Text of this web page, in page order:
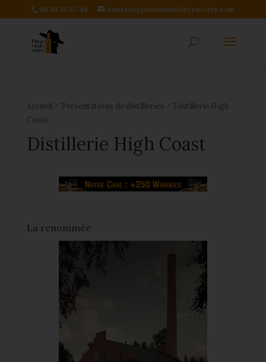
06 83 25 57 46 contact@privatewhiskysociety.com
Accueil Présentations de distilleries
Distillerie High
Coast
Distillerie High Coast
La renommée